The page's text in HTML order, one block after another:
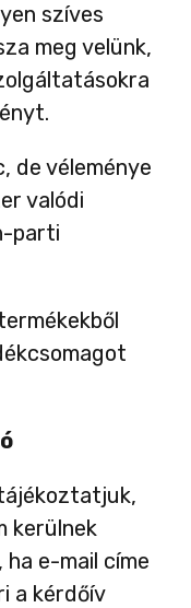
szíves
meg velünk,
de véleménye
valódi
parti
kerülnek
e-mail címe
a kérdőív